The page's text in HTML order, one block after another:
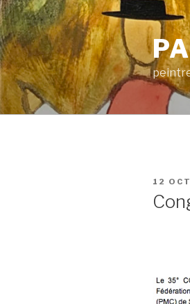
Aller
au
contenu
principal
PUBLIÉ
12